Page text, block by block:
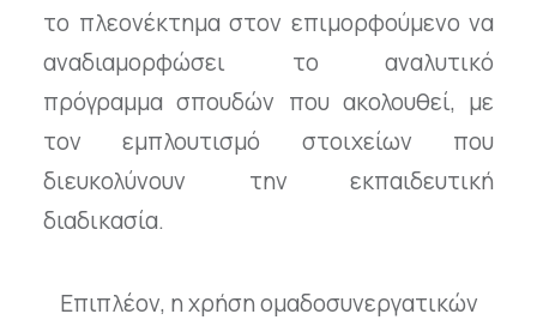
το πλεονέκτημα στον επιμορφούμενο να
αναδιαμορφώσει το αναλυτικό
πρόγραμμα σπουδών που ακολουθεί, με
τον εμπλουτισμό στοιχείων που
διευκολύνουν την εκπαιδευτική
διαδικασία.
Επιπλέον, η χρήση ομαδοσυνεργατικών